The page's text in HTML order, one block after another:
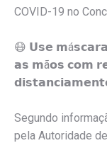
COVID-19 no
😷 𝗨𝘀𝗲 𝗺á𝘀𝗰𝗮𝗿𝗮
𝗮𝘀 𝗺ã𝗼𝘀 𝗰𝗼𝗺
Segundo
pela Autoridade